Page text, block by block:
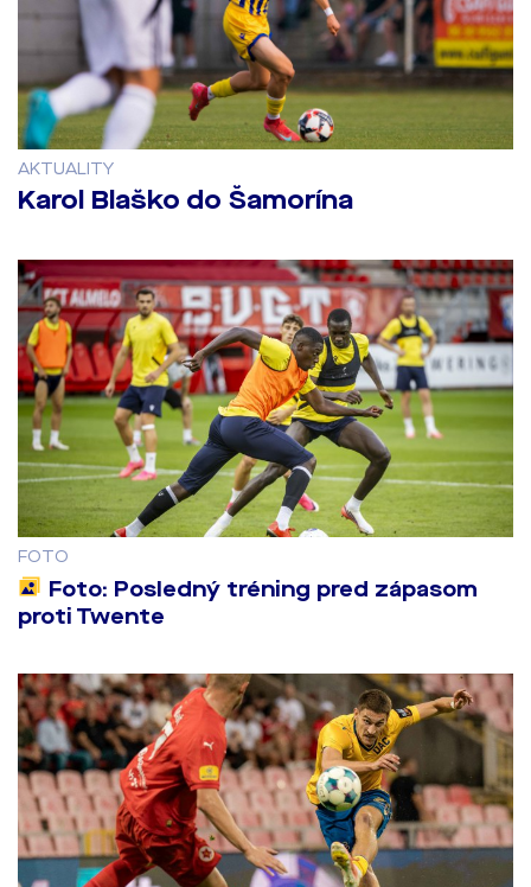
AKTUALITY
Karol Blaško do Šamorína
FOTO
Foto: Posledný tréning pred zápasom
proti Twente